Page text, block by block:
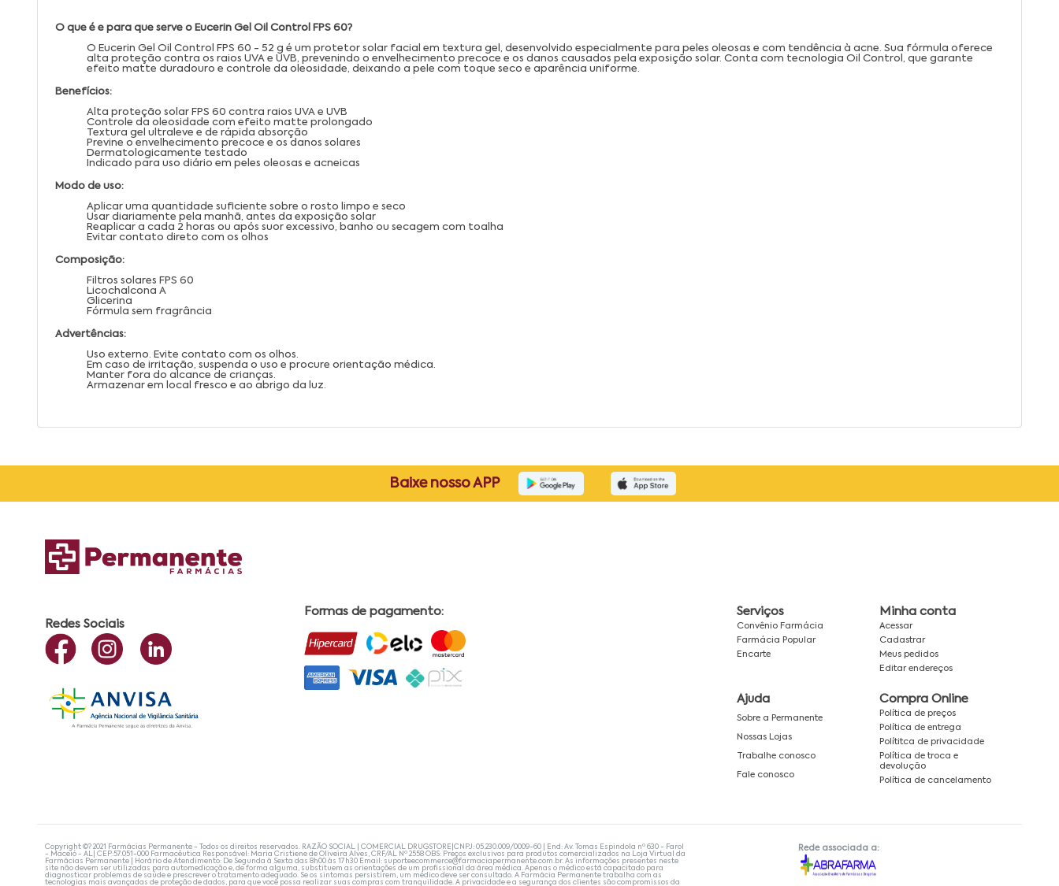
O que é e para que serve o Eucerin Gel Oil Control FPS 60?
O Eucerin Gel Oil Control FPS 60 - 52 g é um protetor solar facial em textura gel, desenvolvido especialmente para peles oleosas e com tendência à acne. Sua fórmula oferece
alta proteção contra os raios UVA e UVB, prevenindo o envelhecimento precoce e os danos causados pela exposição solar. Conta com tecnologia Oil Control, que garante
efeito matte duradouro e controle da oleosidade, deixando a pele com toque seco e aparência uniforme.
Benefícios:
Alta proteção solar FPS 60 contra raios UVA e UVB
Controle da oleosidade com efeito matte prolongado
Textura gel ultraleve e de rápida absorção
Previne o envelhecimento precoce e os danos solares
Dermatologicamente testado
Indicado para uso diário em peles oleosas e acneicas
Modo de uso:
Aplicar uma quantidade suficiente sobre o rosto limpo e seco
Usar diariamente pela manhã, antes da exposição solar
Reaplicar a cada 2 horas ou após suor excessivo, banho ou secagem com toalha
Evitar contato direto com os olhos
Composição:
Filtros solares FPS 60
Licochalcona A
Glicerina
Fórmula sem fragrância
Advertências:
Uso externo. Evite contato com os olhos.
Em caso de irritação, suspenda o uso e procure orientação médica.
Manter fora do alcance de crianças.
Armazenar em local fresco e ao abrigo da luz.
Baixe nosso APP
Redes Sociais
Formas de pagamento: Serviços
Convênio Farmácia
Farmácia Popular
Encarte
Minha conta
Acessar
Cadastrar
Meus pedidos
Editar endereços
Ajuda
Sobre a Permanente
Nossas Lojas
Trabalhe conosco
Fale conosco
Compra Online
Política de preços
Política de entrega
Polítitca de privacidade
Política de troca e
devolução
Política de cancelamento
Copyright ©? 2021 Farmácias Permanente - Todos os direitos reservados. RAZÃO SOCIAL | COMERCIAL DRUGSTORE|CNPJ: 05.230.009/0009-60 | End: Av. Tomas Espindola nº 630 - Farol
- Maceió - AL| CEP:57.051-000 Farmacêutica Responsável: Maria Cristiene de Oliveira Alves, CRF/AL Nº 2558 OBS: Preços exclusivos para produtos comercializados na Loja Virtual da
Farmácias Permanente | Horário de Atendimento: De Segunda à Sexta das 8h00 às 17h30 Email: suporteecommerce@farmaciapermanente.com.br. As informações presentes neste
site não devem ser utilizadas para automedicação e, de forma alguma, substituem as orientações de um profissional da área médica. Apenas o médico está capacitado para
diagnosticar problemas de saúde e prescrever o tratamento adequado. Se os sintomas persistirem, um médico deve ser consultado. A Farmácia Permanente trabalha com as
tecnologias mais avançadas de proteção de dados, para que você possa realizar suas compras com tranquilidade. A privacidade e a segurança dos clientes são compromissos da
Rede associada a: